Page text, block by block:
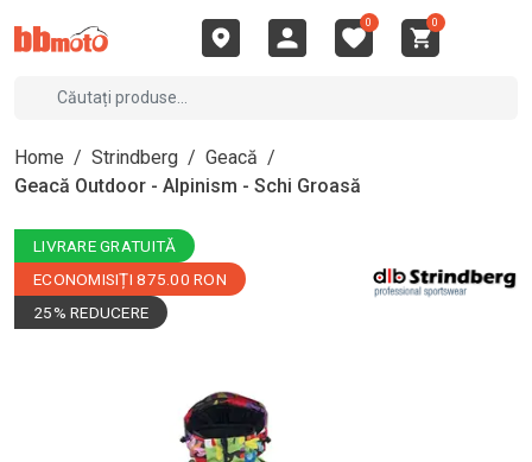
0 0
Home / Strindberg / Geacă /
Geacă Outdoor - Alpinism - Schi Groasă
LIVRARE GRATUITĂ
ECONOMISIȚI 875.00 RON
25% REDUCERE